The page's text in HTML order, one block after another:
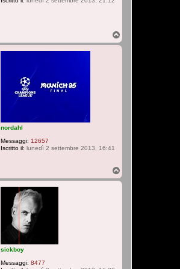
o
p
nordahl
Messaggi: 12657
Iscritto il: lunedì 2 settembre 2013, 16:41
o
p
sickboy
Messaggi: 8477